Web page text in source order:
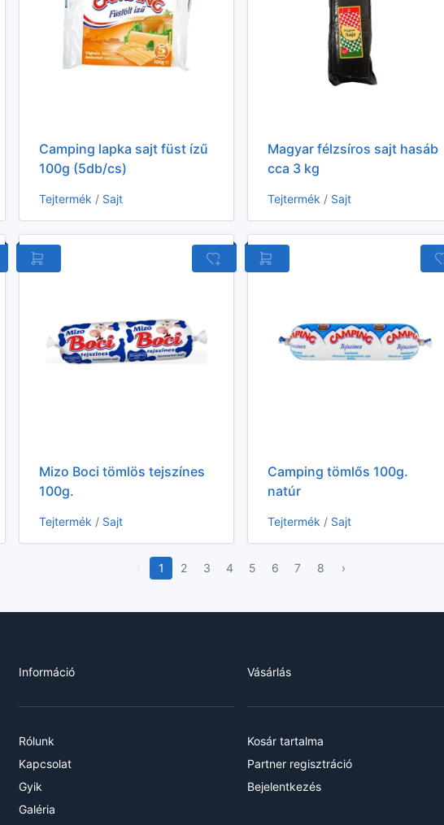
Camping lapka sajt füst ízű
100g (5db/cs)
Tejtermék / Sajt
Magyar félzsíros sajt hasáb
cca 3 kg
Tejtermék / Sajt
Mizo Boci tömlös tejszínes
100g.
Tejtermék / Sajt
Camping tömlős 100g.
natúr
Tejtermék / Sajt
‹ 1 2 3 4 5 6 7 8 ›
Információ
Rólunk
Kapcsolat
Gyik
Galéria
Vásárlás
Kosár tartalma
Partner regisztráció
Bejelentkezés